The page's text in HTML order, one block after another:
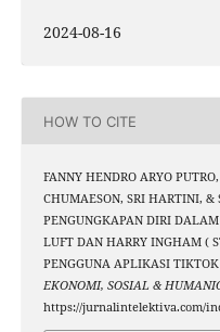
2024-08-16
HOW TO CITE
FANNY HENDRO ARYO
CHUMAESON, SRI HARTINI, &
PENGUNGKAPAN DIRI
LUFT DAN HARRY INGHAM (
PENGGUNA APLIKASI
EKONOMI, SOSIAL &
https://jurnalintelektiva.com/